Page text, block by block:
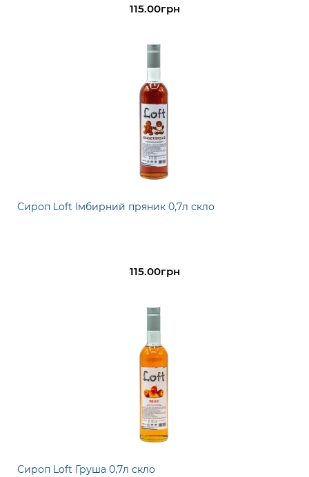
115.00грн
Сироп Loft Імбирний пряник 0,7л скло
115.00грн
Сироп Loft Груша 0,7л скло